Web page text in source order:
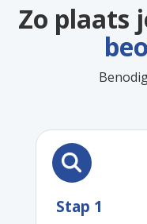
Zo plaats
Stap 1